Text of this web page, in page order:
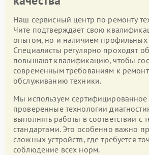
Наш сервисный центр по ремонту
Чите подтверждает свою
опытом, но и наличием профильных
Специалисты регулярно проходят
повышают квалификацию, чтобы
современным требованиям к
обслуживанию техники.
Мы используем
проверенные технологии
выполнять работы в соответствии с
стандартами. Это особенно важно
сложных устройств, где требуется
соблюдение всех норм.